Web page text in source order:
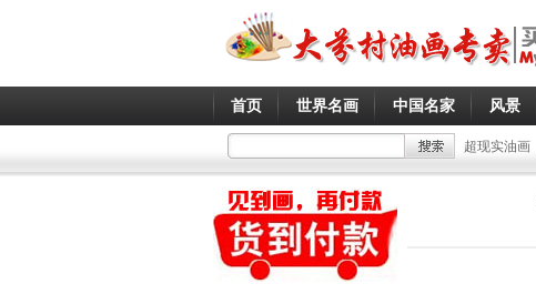
首页 世界名画 中国名家 风景
超现实油画